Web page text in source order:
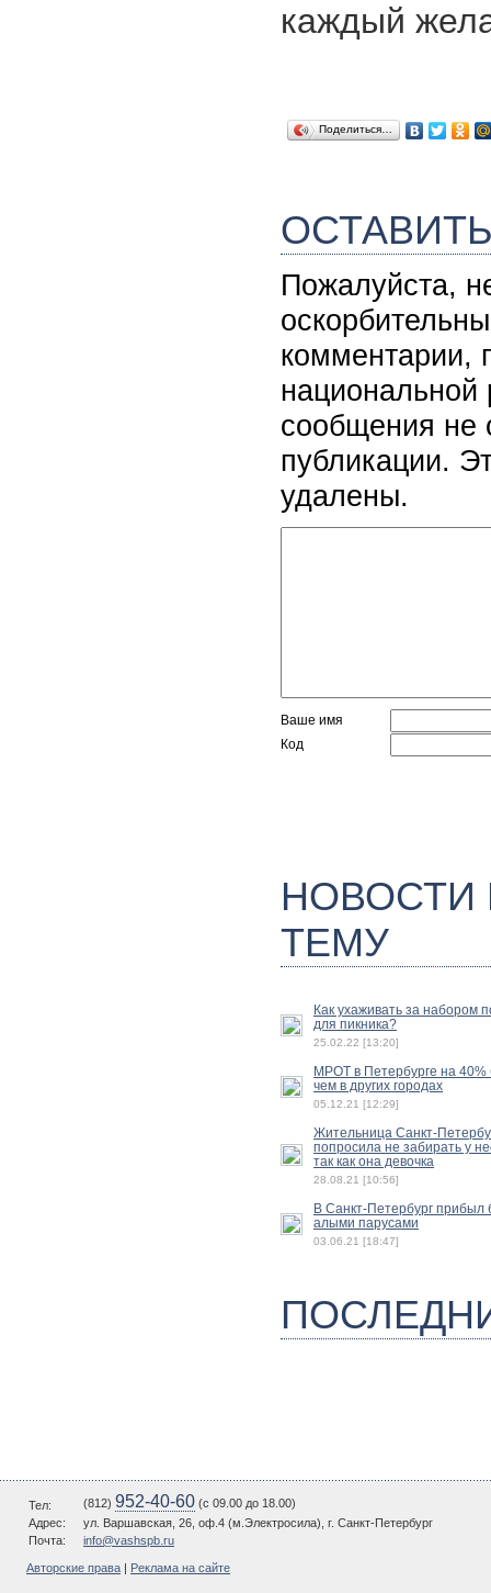
каждый
Поделиться…
Пожалуйста,
комментарии,
национальной
сообщения не
публикации.
удалены.
Ваше имя
Код
ТЕМУ
Как ухаживать за набором
для пикника?
25.02.22 [13:20]
МРОТ в Петербурге на 40%
чем в других городах
05.12.21 [12:29]
Жительница Санкт-
попросила не забирать у
так как она девочка
28.08.21 [10:56]
В Санкт-Петербург прибыл
алыми парусами
03.06.21 [18:47]
Тел: (812) 952-40-60 (c 09.00 до 18.00)
Адрес:
ул. Варшавская, 26, оф.4 (м.Электросила), г. Санкт-Петербург
Почта:
info@vashspb.ru
Авторские права Реклама на сайте